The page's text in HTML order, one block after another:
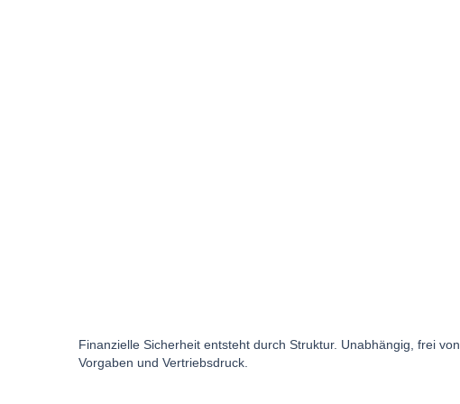
Finanzielle Sicherheit entsteht durch Struktur. Unabhängig, frei von
Vorgaben und Vertriebsdruck.